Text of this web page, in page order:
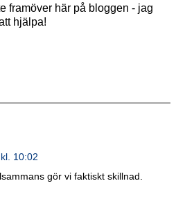
framöver här på bloggen - jag
hjälpa!
10:02
gör vi faktiskt skillnad.